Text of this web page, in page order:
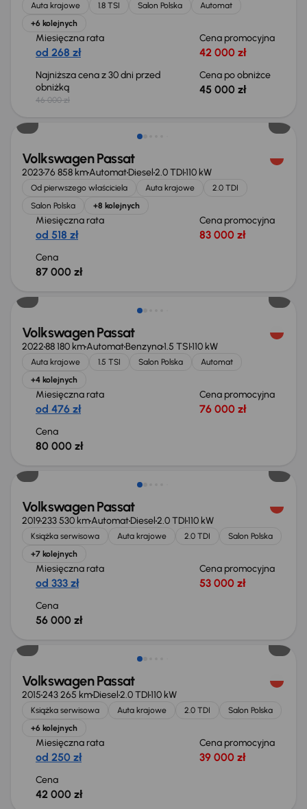
Auta krajowe 1.8 TSI Salon Polska
Automat
+6 kolejnych
Miesięczna rata
od 268 zł
Cena promocyjna
42 000 zł
Najniższa cena z 30 dni przed
obniżką
46 000 zł
Cena po obniżce
45 000 zł
Możliwość odliczenia VAT
Volkswagen Passat
202376 858 kmAutomatDiesel2.0 TDI110 kW
Od pierwszego właściciela Auta krajowe
2.0 TDI
Salon Polska
+8 kolejnych
Miesięczna rata
od 518 zł
Cena promocyjna
83 000 zł
Cena
87 000 zł
Możliwość odliczenia VAT
Volkswagen Passat
202288 180 kmAutomatBenzyna1.5 TSI110 kW
Auta krajowe 1.5 TSI Salon Polska
Automat
+4 kolejnych
Miesięczna rata
od 476 zł
Cena promocyjna
76 000 zł
Cena
80 000 zł
Volkswagen Passat
2019233 530 kmAutomatDiesel2.0 TDI110 kW
Książka serwisowa Auta krajowe 2.0 TDI
Salon Polska
+7 kolejnych
Miesięczna rata
od 333 zł
Cena promocyjna
53 000 zł
Cena
56 000 zł
Świeżo skupione
Volkswagen Passat
2015243 265 kmDiesel2.0 TDI110 kW
Książka serwisowa Auta krajowe 2.0 TDI
Salon Polska
+6 kolejnych
Miesięczna rata
od 250 zł
Cena promocyjna
39 000 zł
Cena
42 000 zł